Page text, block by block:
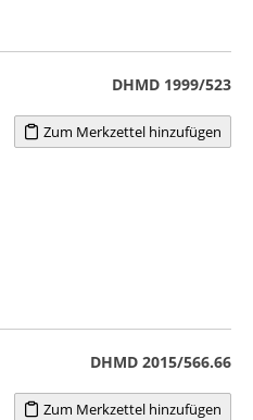
DHMD 1999/523
Zum Merkzettel hinzufügen
DHMD 2015/566.66
Zum Merkzettel hinzufügen